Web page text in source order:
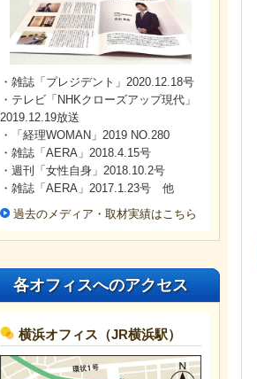
・雑誌「プレジデント」2020.12.18号
・テレビ「NHKクローズアップ現代」
2019.12.19放送
・「経理WOMAN」2019 NO.280
・雑誌「AERA」2018.4.15号
・週刊「女性自身」2018.10.2号
・雑誌「AERA」2017.1.23号 他
過去のメディア・取材実績はこちら
各オフィスへのアクセス
横浜オフィス（JR横浜駅）